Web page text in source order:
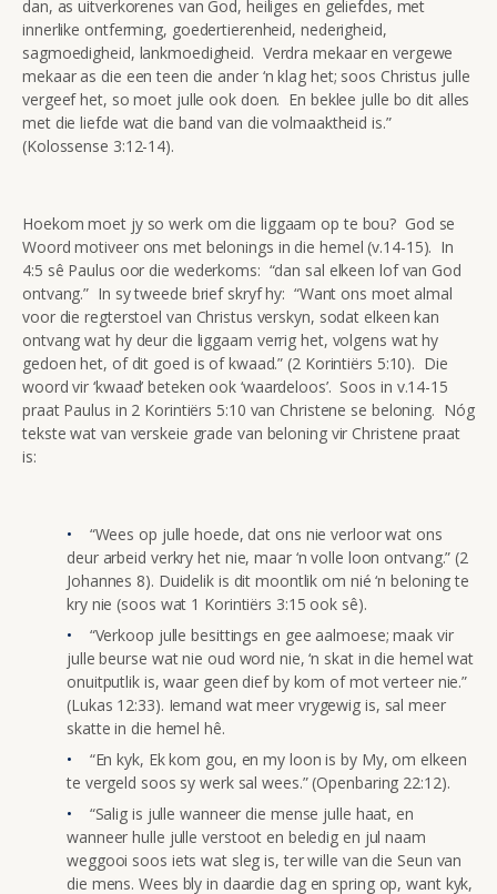
dan, as uitverkorenes van God, heiliges en geliefdes, met
innerlike ontferming, goedertierenheid, nederigheid,
sagmoedigheid, lankmoedigheid. Verdra mekaar en vergewe
mekaar as die een teen die ander ‘n klag het; soos Christus julle
vergeef het, so moet julle ook doen. En beklee julle bo dit alles
met die liefde wat die band van die volmaaktheid is.”
(Kolossense 3:12-14).
Hoekom moet jy so werk om die liggaam op te bou? God se
Woord motiveer ons met belonings in die hemel (v.14-15). In
4:5 sê Paulus oor die wederkoms: “dan sal elkeen lof van God
ontvang.” In sy tweede brief skryf hy: “Want ons moet almal
voor die regterstoel van Christus verskyn, sodat elkeen kan
ontvang wat hy deur die liggaam verrig het, volgens wat hy
gedoen het, of dit goed is of kwaad.” (2 Korintiërs 5:10). Die
woord vir ‘kwaad’ beteken ook ‘waardeloos’. Soos in v.14-15
praat Paulus in 2 Korintiërs 5:10 van Christene se beloning. Nóg
tekste wat van verskeie grade van beloning vir Christene praat
is:
“Wees op julle hoede, dat ons nie verloor wat ons
deur arbeid verkry het nie, maar ‘n volle loon ontvang.” (2
Johannes 8). Duidelik is dit moontlik om nié ‘n beloning te
kry nie (soos wat 1 Korintiërs 3:15 ook sê).
“Verkoop julle besittings en gee aalmoese; maak vir
julle beurse wat nie oud word nie, ‘n skat in die hemel wat
onuitputlik is, waar geen dief by kom of mot verteer nie.”
(Lukas 12:33). Iemand wat meer vrygewig is, sal meer
skatte in die hemel hê.
“En kyk, Ek kom gou, en my loon is by My, om elkeen
te vergeld soos sy werk sal wees.” (Openbaring 22:12).
“Salig is julle wanneer die mense julle haat, en
wanneer hulle julle verstoot en beledig en jul naam
weggooi soos iets wat sleg is, ter wille van die Seun van
die mens. Wees bly in daardie dag en spring op, want kyk,